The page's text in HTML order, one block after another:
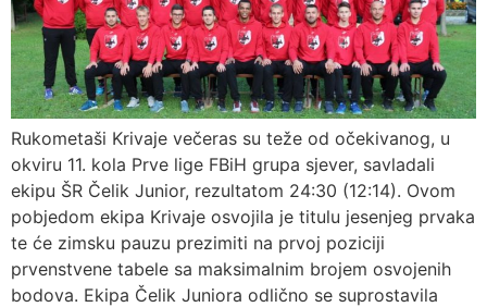
Rukometaši Krivaje večeras su teže od očekivanog, u
okviru 11. kola Prve lige FBiH grupa sjever, savladali
ekipu ŠR Čelik Junior, rezultatom 24:30 (12:14). Ovom
pobjedom ekipa Krivaje osvojila je titulu jesenjeg prvaka
te će zimsku pauzu prezimiti na prvoj poziciji
prvenstvene tabele sa maksimalnim brojem osvojenih
bodova. Ekipa Čelik Juniora odlično se suprostavila